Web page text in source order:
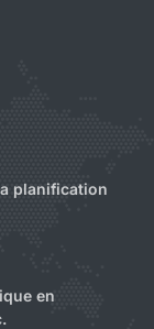
planification
en